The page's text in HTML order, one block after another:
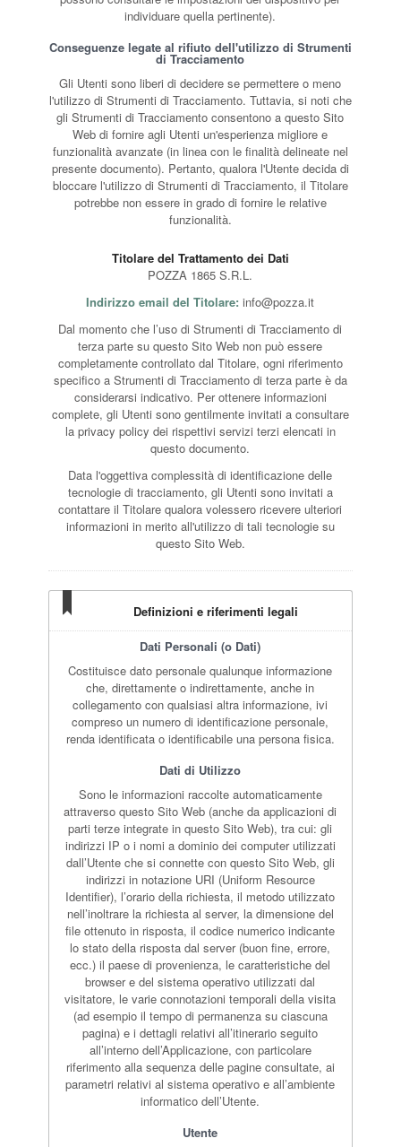
individuare quella pertinente).
Conseguenze legate al rifiuto dell'utilizzo di Strumenti
di Tracciamento
Gli Utenti sono liberi di decidere se permettere o meno
l'utilizzo di Strumenti di Tracciamento. Tuttavia, si noti che
gli Strumenti di Tracciamento consentono a questo Sito
Web di fornire agli Utenti un'esperienza migliore e
funzionalità avanzate (in linea con le finalità delineate nel
presente documento). Pertanto, qualora l'Utente decida di
bloccare l'utilizzo di Strumenti di Tracciamento, il Titolare
potrebbe non essere in grado di fornire le relative
funzionalità.
Titolare del Trattamento dei Dati
POZZA 1865 S.R.L.
Indirizzo email del Titolare: info@pozza.it
Dal momento che l’uso di Strumenti di Tracciamento di
terza parte su questo Sito Web non può essere
completamente controllato dal Titolare, ogni riferimento
specifico a Strumenti di Tracciamento di terza parte è da
considerarsi indicativo. Per ottenere informazioni
complete, gli Utenti sono gentilmente invitati a consultare
la privacy policy dei rispettivi servizi terzi elencati in
questo documento.
Data l'oggettiva complessità di identificazione delle
tecnologie di tracciamento, gli Utenti sono invitati a
contattare il Titolare qualora volessero ricevere ulteriori
informazioni in merito all'utilizzo di tali tecnologie su
questo Sito Web.
Definizioni e riferimenti legali
Dati Personali (o Dati)
Costituisce dato personale qualunque informazione
che, direttamente o indirettamente, anche in
collegamento con qualsiasi altra informazione, ivi
compreso un numero di identificazione personale,
renda identificata o identificabile una persona fisica.
Dati di Utilizzo
Sono le informazioni raccolte automaticamente
attraverso questo Sito Web (anche da applicazioni di
parti terze integrate in questo Sito Web), tra cui: gli
indirizzi IP o i nomi a dominio dei computer utilizzati
dall’Utente che si connette con questo Sito Web, gli
indirizzi in notazione URI (Uniform Resource
Identifier), l’orario della richiesta, il metodo utilizzato
nell’inoltrare la richiesta al server, la dimensione del
file ottenuto in risposta, il codice numerico indicante
lo stato della risposta dal server (buon fine, errore,
ecc.) il paese di provenienza, le caratteristiche del
browser e del sistema operativo utilizzati dal
visitatore, le varie connotazioni temporali della visita
(ad esempio il tempo di permanenza su ciascuna
pagina) e i dettagli relativi all’itinerario seguito
all’interno dell’Applicazione, con particolare
riferimento alla sequenza delle pagine consultate, ai
parametri relativi al sistema operativo e all’ambiente
informatico dell’Utente.
Utente